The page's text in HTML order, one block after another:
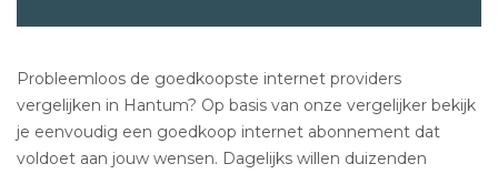
Probleemloos de goedkoopste internet providers
vergelijken in Hantum? Op basis van onze vergelijker bekijk
je eenvoudig een goedkoop internet abonnement dat
voldoet aan jouw wensen. Dagelijks willen duizenden